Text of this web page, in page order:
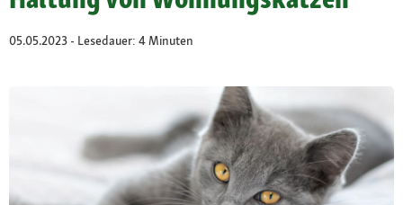
05.05.2023 - Lesedauer: 4 Minuten